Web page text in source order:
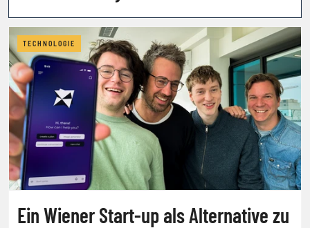
TECHNOLOGIE
Ein Wiener Start-up als Alternative zu